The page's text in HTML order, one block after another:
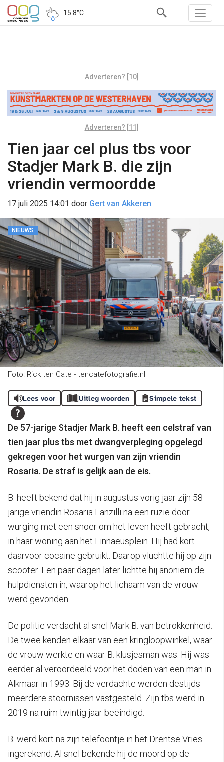
15.8°C
Adverteren? [10]
Adverteren? [11]
Tien jaar cel plus tbs voor
Stadjer Mark B. die zijn
vriendin vermoordde
17 juli 2025 14:01 door Gert van Akkeren
NIEUWS
Foto: Rick ten Cate - tencatefotografie.nl
Lees voor Uitleg woorden Simpele tekst
De 57-jarige Stadjer Mark B. heeft een celstraf van
tien jaar plus tbs met dwangverpleging opgelegd
gekregen voor het wurgen van zijn vriendin
Rosaria. De straf is gelijk aan de eis.
B. heeft bekend dat hij in augustus vorig jaar zijn 58-
jarige vriendin Rosaria Lanzilli na een ruzie door
wurging met een snoer om het leven heeft gebracht,
in haar woning aan het Linnaeusplein. Hij had kort
daarvoor cocaine gebruikt. Daarop vluchtte hij op zijn
scooter. Een paar dagen later lichtte hij anoniem de
hulpdiensten in, waarop het lichaam van de vrouw
werd gevonden.
De politie verdacht al snel Mark B. van betrokkenheid.
De twee kenden elkaar van een kringloopwinkel, waar
de vrouw werkte en waar B. klusjesman was. Hij was
eerder al veroordeeld voor het doden van een man in
Alkmaar in 1993. Bij de verdachte werden destijds
meerdere stoornissen vastgesteld. Zijn tbs werd in
2019 na ruim twintig jaar beëindigd.
B. werd kort na zijn telefoontje in het Drentse Vries
ingerekend. Al snel bekende hij de moord op de